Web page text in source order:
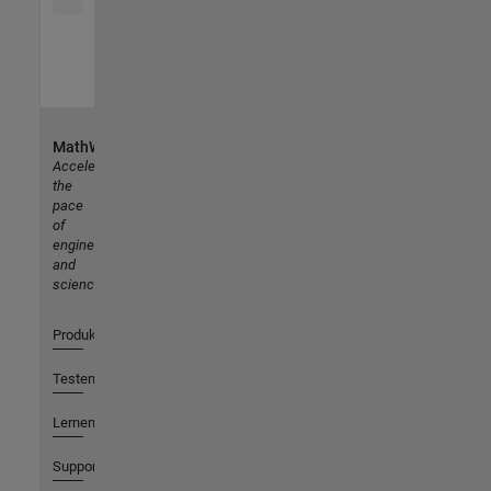
MathWorks
Accelerating
the
pace
of
engineering
and
science
Produkte
Testen oder Kaufen
Lernen
Support